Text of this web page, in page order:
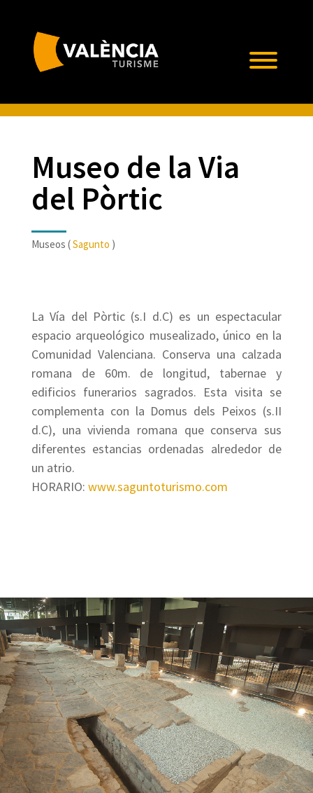
Museo de la Via
del Pòrtic
Museos (Sagunto )
La Vía del Pòrtic (s.I d.C) es un espectacular
espacio arqueológico musealizado, único en la
Comunidad Valenciana. Conserva una calzada
romana de 60m. de longitud, tabernae y
edificios funerarios sagrados. Esta visita se
complementa con la Domus dels Peixos (s.II
d.C), una vivienda romana que conserva sus
diferentes estancias ordenadas alrededor de
un atrio.
HORARIO: www.saguntoturismo.com